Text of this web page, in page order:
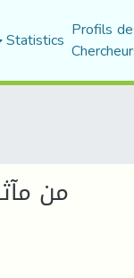
Statistics Profils
من